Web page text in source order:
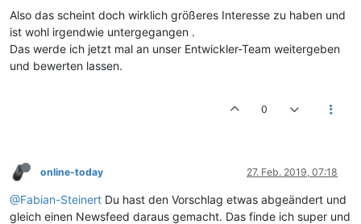
Also das scheint doch wirklich größeres Interesse zu haben und
ist wohl irgendwie untergegangen .
Das werde ich jetzt mal an unser Entwickler-Team weitergeben
und bewerten lassen.
0
online-today 27. Feb. 2019, 07:18
@Fabian-Steinert Du hast den Vorschlag etwas abgeändert und
gleich einen Newsfeed daraus gemacht. Das finde ich super und